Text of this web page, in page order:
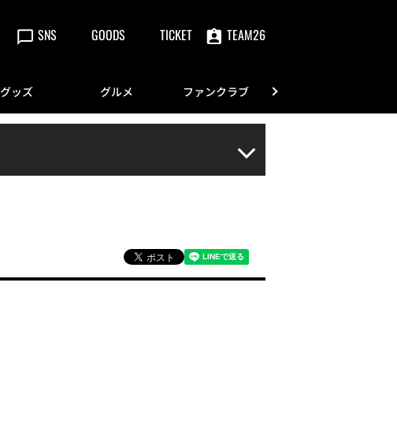
SNS GOODS TICKET TEAM26
グッズ グルメ ファンクラブ